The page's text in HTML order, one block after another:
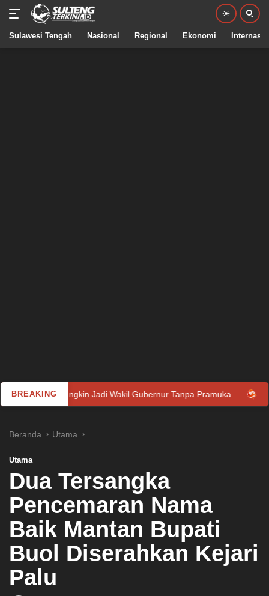
Sulawesi Tengah Nasional Regional Ekonomi
BREAKING
Jadi Wakil Gubernur Tanpa Pramuka Pernah Dengar
Beranda Utama
Utama
Dua Tersangka
Pencemaran Nama
Baik Mantan Bupati
Buol Diserahkan Kejari
Palu